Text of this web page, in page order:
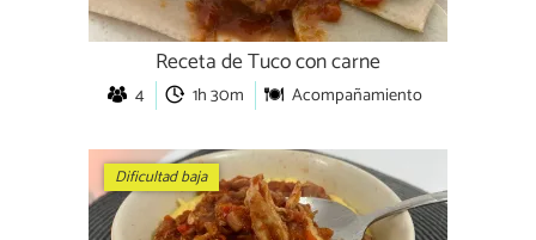
Receta de Tuco con carne
4 1h 30m Acompañamiento
Dificultad baja